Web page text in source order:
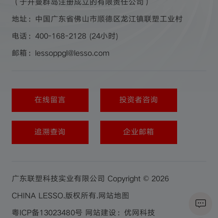
（于开曼群岛注册成立的有限责任公司）
地址：中国广东省佛山市顺德区龙江镇联塑工业村
电话：400-168-2128 (24小时)
邮箱：lessoppgl@lesso.com
在线留言 投资者咨询
追溯查询 企业邮箱
广东联塑科技实业有限公司 Copyright © 2026
CHINA LESSO.版权所有. 网站地图
粤ICP备13023480号 网站建设：优网科技